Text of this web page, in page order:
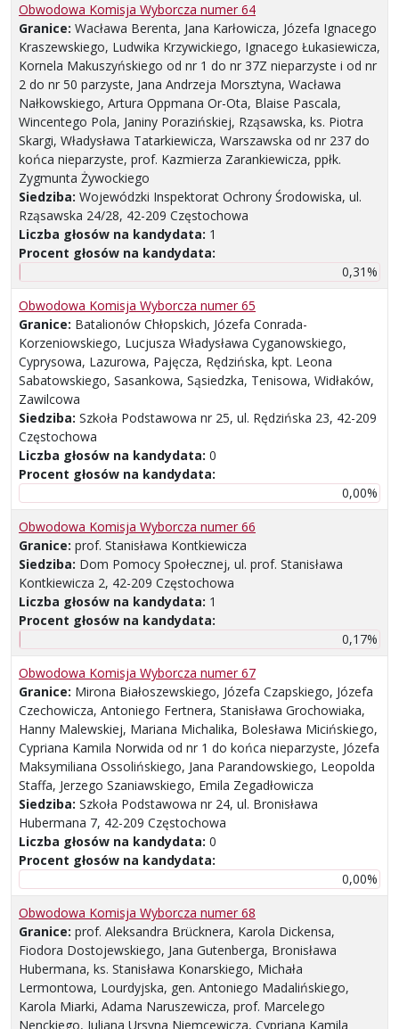
Obwodowa Komisja Wyborcza numer 64
Granice: Wacława Berenta, Jana Karłowicza, Józefa Ignacego
Kraszewskiego, Ludwika Krzywickiego, Ignacego Łukasiewicza,
Kornela Makuszyńskiego od nr 1 do nr 37Z nieparzyste i od nr
2 do nr 50 parzyste, Jana Andrzeja Morsztyna, Wacława
Nałkowskiego, Artura Oppmana Or-Ota, Blaise Pascala,
Wincentego Pola, Janiny Porazińskiej, Rząsawska, ks. Piotra
Skargi, Władysława Tatarkiewicza, Warszawska od nr 237 do
końca nieparzyste, prof. Kazmierza Zarankiewicza, ppłk.
Zygmunta Żywockiego
Siedziba: Wojewódzki Inspektorat Ochrony Środowiska, ul.
Rząsawska 24/28, 42-209 Częstochowa
Liczba głosów na kandydata: 1
Procent głosów na kandydata:
0,31%
Obwodowa Komisja Wyborcza numer 65
Granice: Batalionów Chłopskich, Józefa Conrada-
Korzeniowskiego, Lucjusza Władysława Cyganowskiego,
Cyprysowa, Lazurowa, Pajęcza, Rędzińska, kpt. Leona
Sabatowskiego, Sasankowa, Sąsiedzka, Tenisowa, Widłaków,
Zawilcowa
Siedziba: Szkoła Podstawowa nr 25, ul. Rędzińska 23, 42-209
Częstochowa
Liczba głosów na kandydata: 0
Procent głosów na kandydata:
0,00%
Obwodowa Komisja Wyborcza numer 66
Granice: prof. Stanisława Kontkiewicza
Siedziba: Dom Pomocy Społecznej, ul. prof. Stanisława
Kontkiewicza 2, 42-209 Częstochowa
Liczba głosów na kandydata: 1
Procent głosów na kandydata:
0,17%
Obwodowa Komisja Wyborcza numer 67
Granice: Mirona Białoszewskiego, Józefa Czapskiego, Józefa
Czechowicza, Antoniego Fertnera, Stanisława Grochowiaka,
Hanny Malewskiej, Mariana Michalika, Bolesława Micińskiego,
Cypriana Kamila Norwida od nr 1 do końca nieparzyste, Józefa
Maksymiliana Ossolińskiego, Jana Parandowskiego, Leopolda
Staffa, Jerzego Szaniawskiego, Emila Zegadłowicza
Siedziba: Szkoła Podstawowa nr 24, ul. Bronisława
Hubermana 7, 42-209 Częstochowa
Liczba głosów na kandydata: 0
Procent głosów na kandydata:
0,00%
Obwodowa Komisja Wyborcza numer 68
Granice: prof. Aleksandra Brücknera, Karola Dickensa,
Fiodora Dostojewskiego, Jana Gutenberga, Bronisława
Hubermana, ks. Stanisława Konarskiego, Michała
Lermontowa, Lourdyjska, gen. Antoniego Madalińskiego,
Karola Miarki, Adama Naruszewicza, prof. Marcelego
Nenckiego, Juliana Ursyna Niemcewicza, Cypriana Kamila